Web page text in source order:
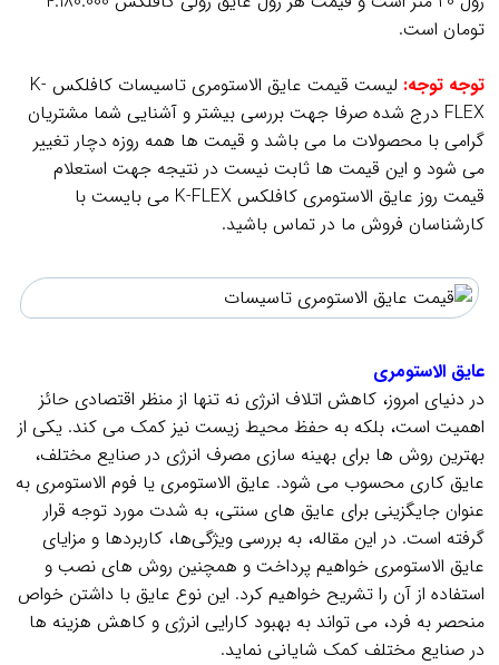
تومان است.
توجه توجه:
لیست قیمت عایق الاستومری تاسیسات کافلکس K-
FLEX درج شده صرفا جهت بررسی بیشتر و آشنایی شما مشتریان
گرامی با محصولات ما می باشد و قیمت ها همه روزه دچار تغییر
می شود و این قیمت ها ثابت نیست در نتیجه جهت استعلام
قیمت روز عایق الاستومری کافلکس K-FLEX می بایست با
کارشناسان فروش ما در تماس باشید.
عایق الاستومری
در دنیای امروز، کاهش اتلاف انرژی نه تنها از منظر اقتصادی حائز
اهمیت است، بلکه به حفظ محیط زیست نیز کمک می‌ کند. یکی از
بهترین روش‌ ها برای بهینه‌ سازی مصرف انرژی در صنایع مختلف،
عایق‌ کاری محسوب می‌ شود. عایق الاستومری یا فوم الاستومری به
عنوان جایگزینی برای عایق‌ های سنتی، به شدت مورد توجه قرار
گرفته است. در این مقاله، به بررسی ویژگی‌ها، کاربردها و مزایای
عایق الاستومری خواهیم پرداخت و همچنین روش‌ های نصب و
استفاده از آن را تشریح خواهیم کرد. این نوع عایق با داشتن خواص
منحصر به فرد، می‌ تواند به بهبود کارایی انرژی و کاهش هزینه‌ ها
در صنایع مختلف کمک شایانی نماید.